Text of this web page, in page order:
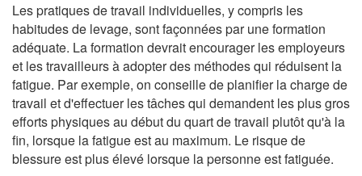
Les pratiques de travail individuelles, y compris les
habitudes de levage, sont façonnées par une formation
adéquate. La formation devrait encourager les employeurs
et les travailleurs à adopter des méthodes qui réduisent la
fatigue. Par exemple, on conseille de planifier la charge de
travail et d'effectuer les tâches qui demandent les plus gros
efforts physiques au début du quart de travail plutôt qu'à la
fin, lorsque la fatigue est au maximum. Le risque de
blessure est plus élevé lorsque la personne est fatiguée.